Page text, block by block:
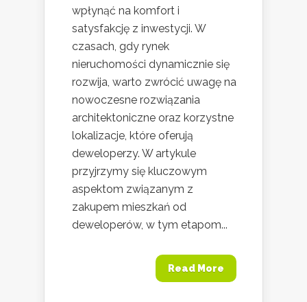
wpłynąć na komfort i
satysfakcję z inwestycji. W
czasach, gdy rynek
nieruchomości dynamicznie się
rozwija, warto zwrócić uwagę na
nowoczesne rozwiązania
architektoniczne oraz korzystne
lokalizacje, które oferują
deweloperzy. W artykule
przyjrzymy się kluczowym
aspektom związanym z
zakupem mieszkań od
deweloperów, w tym etapom...
Read More